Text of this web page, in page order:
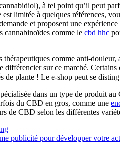
à tel point qu’il peut
limitée à quelques références,
et proposent une
cannabinoïdes comme le cbd hhc
comme anti-
différencier sur ce marché.
de plante ! Le e-shop peut se
dans un type de produit
du CBD en gros, comme une
de CBD selon les différentes
publicité pour développer votre